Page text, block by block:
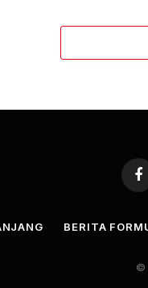
BERITA
©